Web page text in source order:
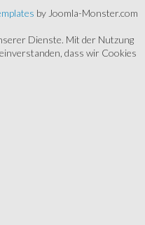
by Joomla-Monster.com
Dienste. Mit der Nutzung
dass wir Cookies